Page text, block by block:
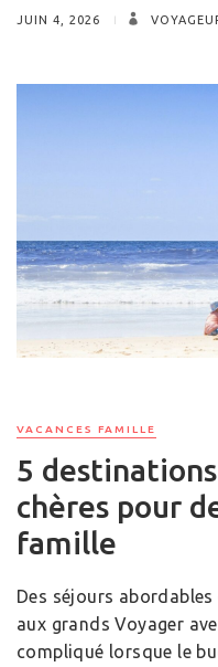
JUIN 4, 2026
VACANCES FAMILLE
5
chères pour
famille
Des séjours
aux grands Voyager
compliqué lorsque le